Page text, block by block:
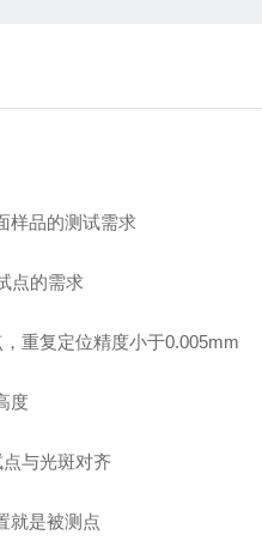
样品的测试需求
点的需求
重复定位精度小于0.005mm
度
与光斑对齐
就是被测点